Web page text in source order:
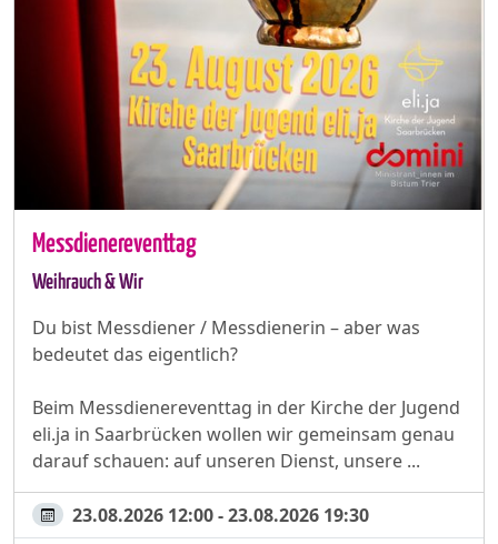
Messdienereventtag
Weihrauch & Wir
Du bist Messdiener / Messdienerin – aber was
bedeutet das eigentlich?
Beim Messdienereventtag in der Kirche der Jugend
eli.ja in Saarbrücken wollen wir gemeinsam genau
darauf schauen: auf unseren Dienst, unsere ...
23.08.2026 12:00 - 23.08.2026 19:30